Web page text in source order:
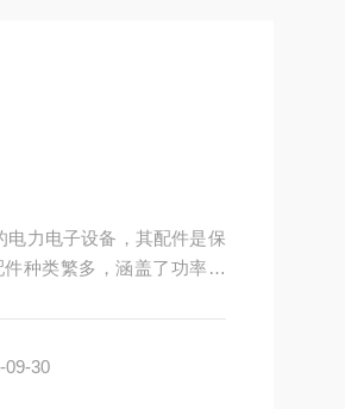
种类繁多，涵盖了功率变
09-30